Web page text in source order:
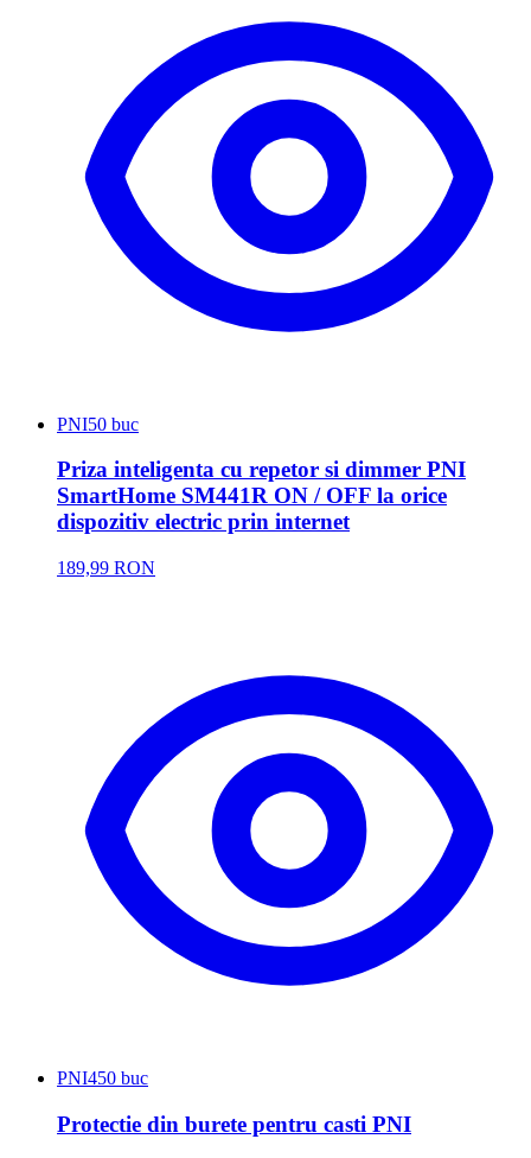
PNI50 buc
Priza inteligenta cu repetor si dimmer PNI
SmartHome SM441R ON / OFF la orice
dispozitiv electric prin internet
189,99 RON
PNI450 buc
Protectie din burete pentru casti PNI